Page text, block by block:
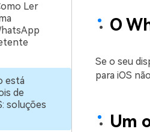
Ler
está
de
soluções
O
Se o seu
para iOS
Um